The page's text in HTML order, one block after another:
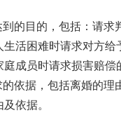
的目的，包括：请
活困难时请求对方
成员时请求损害赔偿
依据，包括离婚的
依据。